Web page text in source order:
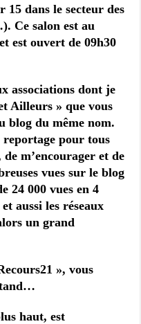
dans le secteur des
Ce salon est au
est ouvert de 09h30
associations dont je
Ailleurs » que vous
blog du même nom.
reportage pour tous
m’encourager et de
vues sur le blog
24 000 vues en 4
aussi les réseaux
un grand
», vous
haut, est